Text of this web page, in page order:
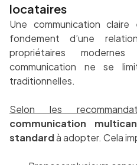
locataires
Une communication
fondement d’une
propriétaires
communication ne se
traditionnelles.
Selon les
communication
standardà adopter. Cela